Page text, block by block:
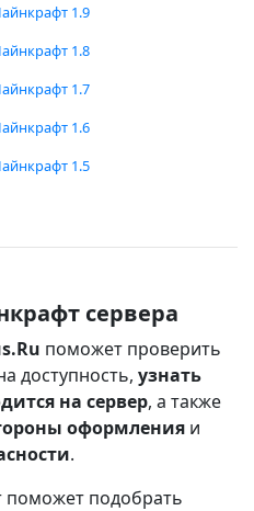
1.9
1.8
1.7
1.6
1.5
сервера
поможет проверить
доступность, узнать
на сервер, а также
оформления и
.
поможет подобрать